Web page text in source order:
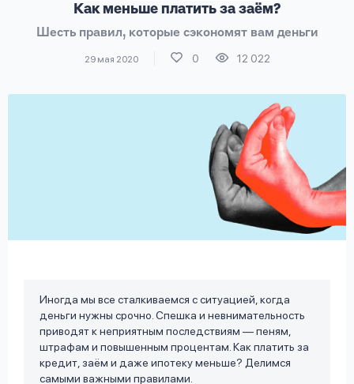
Как меньше платить за заём?
Шесть правил, которые сэкономят вам деньги
29 мая 2020 0 12 022
Иногда мы все сталкиваемся с ситуацией, когда
деньги нужны срочно. Спешка и невнимательность
приводят к неприятным последствиям — пеням,
штрафам и повышенным процентам. Как платить за
кредит, заём и даже ипотеку меньше? Делимся
самыми важными правилами.
Оформить заявку
Войти под другим номером
контакты
Ответы
на
вопросы
предоставления
займов,